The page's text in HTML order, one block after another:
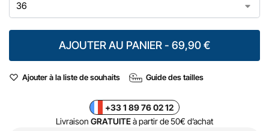
AJOUTER AU PANIER - 69,90 €
Ajouter à la liste de souhaits Guide des tailles
+33 1 89 76 02 12
Livraison GRATUITEà partir de 50€ d’achat